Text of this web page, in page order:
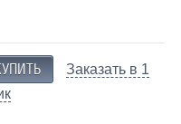
Заказать в 1